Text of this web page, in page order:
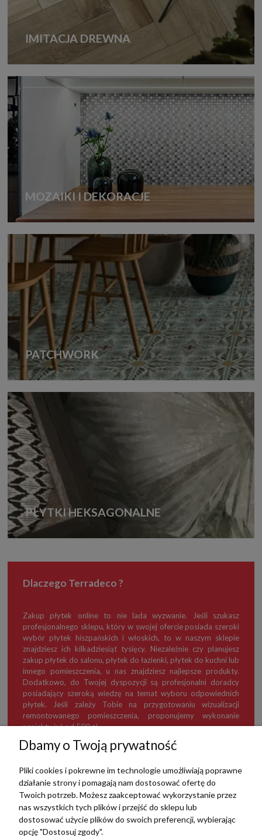
IMITACJA DREWNA
MOZAIKI I DEKORACJE
PATCHWORK
PŁYTKI HEKSAGONALNE
Dlaczego Terradeco ?
Zakup płytek online to nie lada wyzwanie. Jeśli szukasz
profesjonalnego sklepu, który w swojej ofercie posiada szeroki
wybór płytek hiszpańskich i włoskich, to w naszym sklepie
znajdziesz ich kilkadziesiąt tysięcy. Niezależnie czy planujesz
zakup płytek do salonu, płytek do łazienki, płytek do kuchni lub
innego pomieszczenia, u nas znajdziesz najlepsze produkty.
Dodatkowo, do Twojej dyspozycji są profesjonalni doradcy
posiadający szeroką wiedzę na temat wyboru odpowiednich
płytek. Jeśli zależy Tobie na przygotowaniu wizualizacji
remontowanego pomieszczenia, proponujemy wykonanie
projektu już od 500 zł.
TERRADECO
BAZA WIEDZY
Dbamy o Twoją prywatność
Pliki cookies i pokrewne im technologie umożliwiają poprawne
działanie strony i pomagają nam dostosować ofertę do
Twoich potrzeb. Możesz zaakceptować wykorzystanie przez
nas wszystkich tych plików i przejść do sklepu lub
dostosować użycie plików do swoich preferencji, wybierając
opcję "Dostosuj zgody".